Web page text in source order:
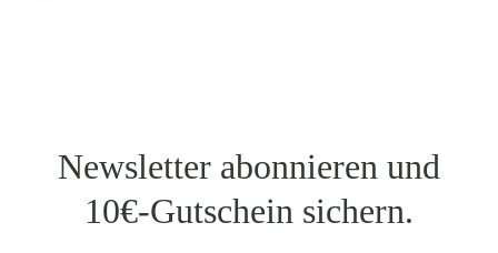
Newsletter abonnieren und
10€-Gutschein sichern.